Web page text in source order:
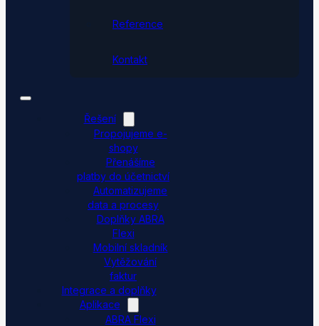
Reference
Kontakt
Řešení
Propojujeme e-
shopy
Přenášíme
platby do účetnictví
Automatizujeme
data a procesy
Doplňky ABRA
Flexi
Mobilní skladník
Vytěžování
faktur
Integrace a doplňky
Aplikace
ABRA Flexi